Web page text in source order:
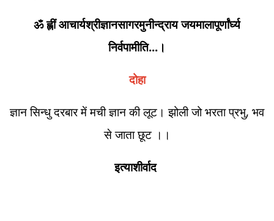
ॐ ह्लीं आचार्यश्रीज्ञानसागरमुनीन्द्राय जयमालापूर्णांर्घ्य
निर्वपामीति...।
दोहा
ज्ञान सिन्धु दरबार में मची ज्ञान की लूट। झोली जो भरता प्रभु, भव
से जाता छूट ।।
इत्याशीर्वाद